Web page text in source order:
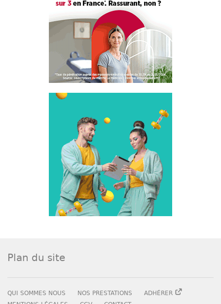
Plan du site
QUI SOMMES NOUS NOS PRESTATIONS
ADHÉRER